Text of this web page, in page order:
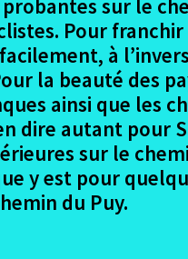
sur le
Pour
à
la beauté des
ainsi que les
dire autant pour
sur le
y est pour
du Puy.